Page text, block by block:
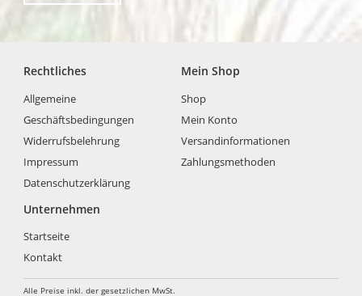
Rechtliches
Allgemeine
Geschäftsbedingungen
Widerrufsbelehrung
Impressum
Datenschutzerklärung
Mein Shop
Shop
Mein Konto
Versandinformationen
Zahlungsmethoden
Unternehmen
Startseite
Kontakt
Alle Preise inkl. der gesetzlichen MwSt.